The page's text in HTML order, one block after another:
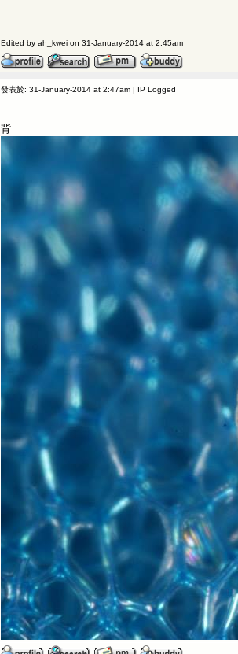
Edited by ah_kwei on 31-January-2014 at 2:45am
發表於: 31-January-2014 at 2:47am | IP Logged
背